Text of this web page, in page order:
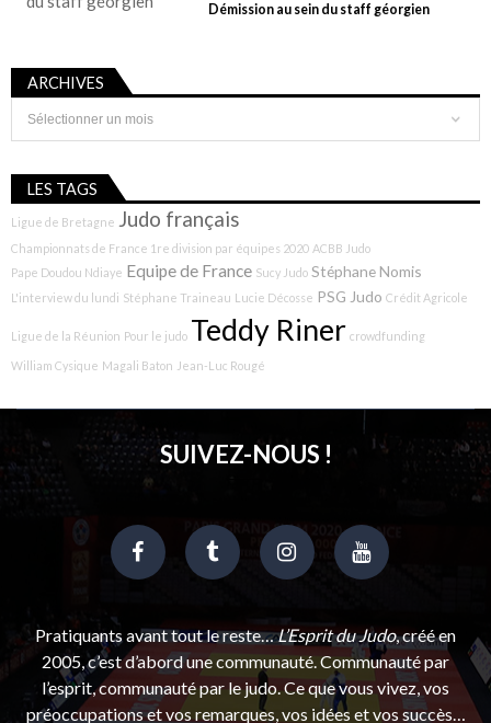
Démission au sein du staff géorgien
ARCHIVES
Archives
LES TAGS
Ligue de Bretagne Judo français
Championnats de France 1re division par équipes 2020 ACBB Judo
Pape Doudou Ndiaye Equipe de France Sucy Judo Stéphane Nomis
L'interview du lundi Stéphane Traineau Lucie Décosse PSG Judo Crédit Agricole
Ligue de la Réunion Pour le judo Teddy Riner crowdfunding
William Cysique Magali Baton Jean-Luc Rougé
SUIVEZ-NOUS !
Pratiquants avant tout le reste…L’Esprit du Judo, créé en
2005, c’est d’abord une communauté. Communauté par
l’esprit, communauté par le judo. Ce que vous vivez, vos
préoccupations et vos remarques, vos idées et vos succès…